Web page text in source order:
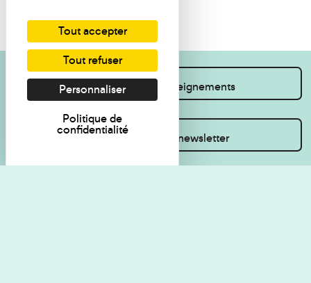
Je souhaite des renseignements
Inscrivez-vous à la newsletter
Tout accepter
Tout refuser
Personnaliser
Politique de
confidentialité